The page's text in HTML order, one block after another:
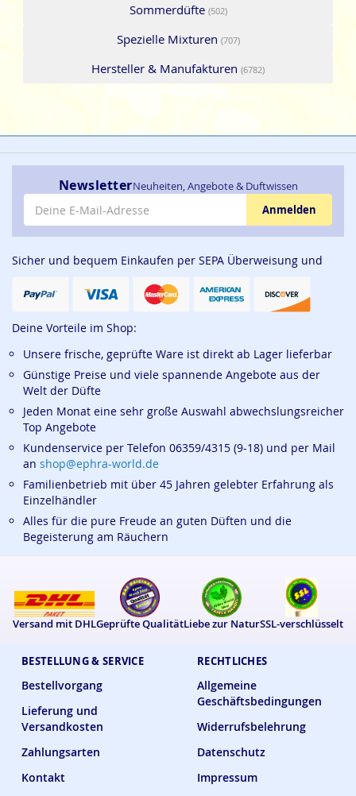
Sommerdüfte (502)
Spezielle Mixturen (707)
Hersteller & Manufakturen (6782)
BESTELLUNG & SERVICE
Bestellvorgang
Lieferung und
Versandkosten
Zahlungsarten
Kontakt
RECHTLICHES
Allgemeine
Geschäftsbedingungen
Widerrufsbelehrung
Datenschutz
Impressum
NewsletterNeuheiten, Angebote & Duftwissen
E-Mail-Adresse
Anmelden
Sicher und bequem Einkaufen per SEPA Überweisung und
Deine Vorteile im Shop:
Unsere frische, geprüfte Ware ist direkt ab Lager lieferbar
Günstige Preise und viele spannende Angebote aus der
Welt der Düfte
Jeden Monat eine sehr große Auswahl abwechslungsreicher
Top Angebote
Kundenservice per Telefon 06359/4315 (9-18) und per Mail
an shop@ephra-world.de
Familienbetrieb mit über 45 Jahren gelebter Erfahrung als
Einzelhändler
Alles für die pure Freude an guten Düften und die
Begeisterung am Räuchern
Versand mit DHLGeprüfte QualitätLiebe zur NaturSSL-verschlüsselt